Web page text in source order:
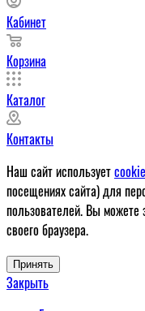
Кабинет
Корзина
Каталог
Контакты
Наш сайт используетcookie
посещениях сайта) для
пользователей. Вы можете
своего браузера.
Принять
Закрыть